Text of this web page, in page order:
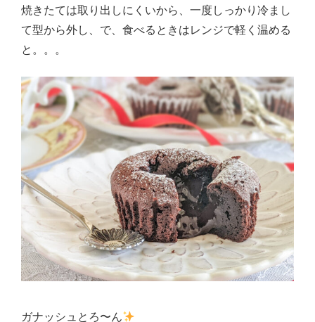
焼きたては取り出しにくいから、一度しっかり冷まし
て型から外し、で、食べるときはレンジで軽く温める
と。。。
ガナッシュとろ〜ん